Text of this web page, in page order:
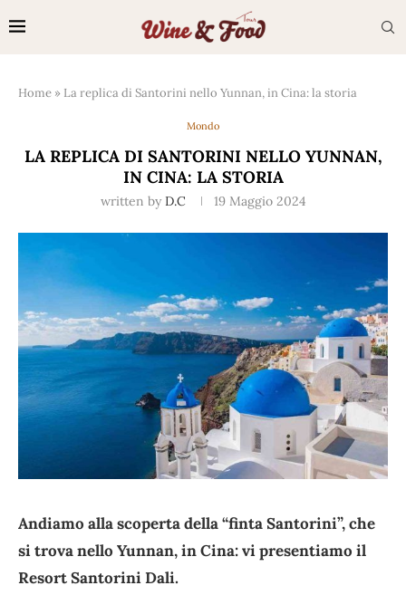
Home » La replica di Santorini nello Yunnan, in Cina: la storia
Mondo
LA REPLICA DI SANTORINI NELLO YUNNAN,
IN CINA: LA STORIA
written by D.C 19 Maggio 2024
Andiamo alla scoperta della “finta Santorini”, che
si trova nello Yunnan, in Cina: vi presentiamo il
Resort Santorini Dali.